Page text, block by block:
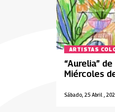
ARTISTAS
Sábado, 25 Abril ,
“Aurelia”
Miércoles